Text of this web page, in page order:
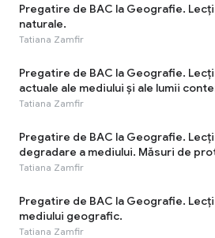
Pregatire de BAC la Geografie.
naturale.
Tatiana Zamfir
Pregatire de BAC la Geografie.
actuale ale mediului și ale lumii
Tatiana Zamfir
Pregatire de BAC la Geografie.
degradare a mediului. Măsuri de
Tatiana Zamfir
Pregatire de BAC la Geografie.
mediului geografic.
Tatiana Zamfir